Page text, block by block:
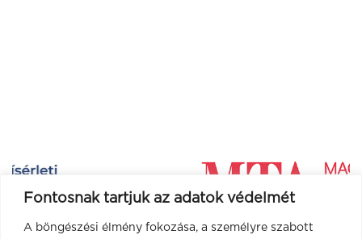
Fontosnak tartjuk az adatok védelmét
A böngészési élmény fokozása, a személyre szabott